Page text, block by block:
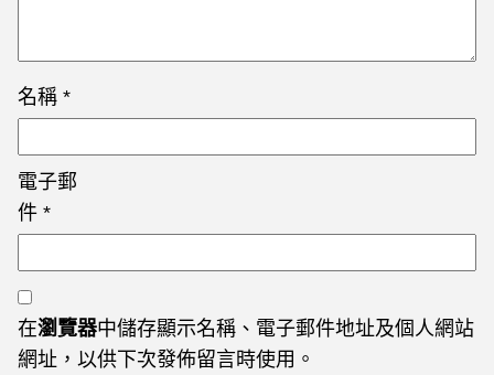
名稱 *
電子郵
件 *
在瀏覽器中儲存顯示名稱、電子郵件地址及個人網站
網址，以供下次發佈留言時使用。